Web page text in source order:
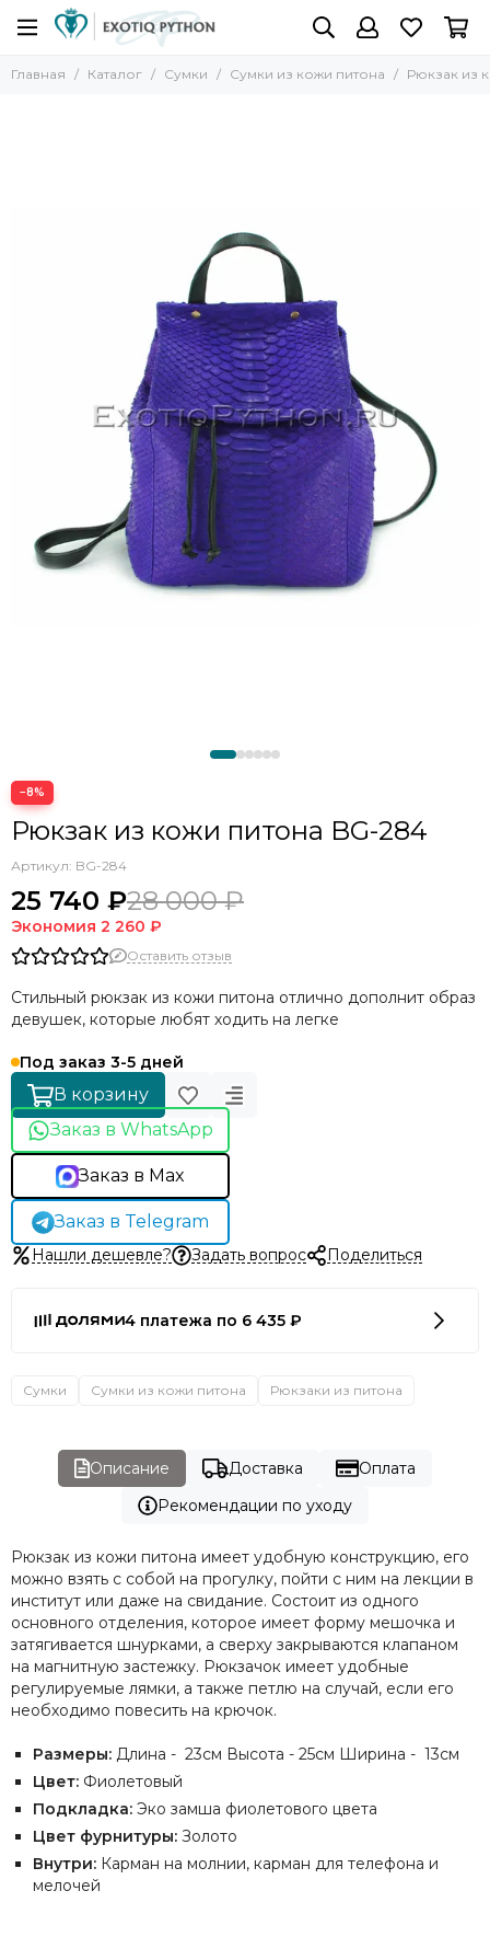
Главная Каталог Сумки Сумки из кожи питона Рюкзак из
−8%
Рюкзак из кожи питона BG-284
Артикул: BG-284
25 740 ₽28 000 ₽
Экономия 2 260 ₽
Оставить отзыв
Стильный рюкзак из кожи питона отлично дополнит образ
девушек, которые любят ходить на легке
Под заказ 3-5 дней
В корзину
Заказ в WhatsApp
Заказ в Max
Заказ в Telegram
Нашли дешевле? Задать вопрос Поделиться
4 платежа по 6 435 ₽
Сумки Сумки из кожи питона Рюкзаки из питона
Описание Доставка
Оплата
Рекомендации по уходу
Рюкзак из кожи питона имеет удобную конструкцию, его
можно взять с собой на прогулку, пойти с ним на лекции в
институт или даже на свидание. Состоит из одного
основного отделения, которое имеет форму мешочка и
затягивается шнурками, а сверху закрываются клапаном
на магнитную застежку. Рюкзачок имеет удобные
регулируемые лямки, а также петлю на случай, если его
необходимо повесить на крючок.
Размеры: Длина - 23см Высота - 25см Ширина - 13см
Цвет: Фиолетовый
Подкладка: Эко замша фиолетового цвета
Цвет фурнитуры: Золото
Внутри: Карман на молнии, карман для телефона и
мелочей